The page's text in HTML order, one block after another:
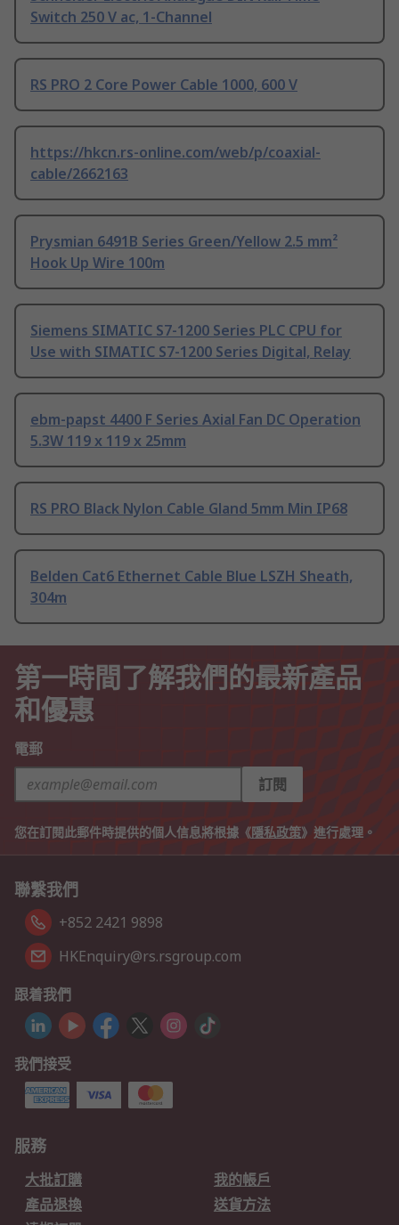
Switch 250 V ac, 1-Channel
RS PRO 2 Core Power Cable 1000, 600 V
https://hkcn.rs-online.com/web/p/coaxial-
cable/2662163
Prysmian 6491B Series Green/Yellow 2.5 mm²
Hook Up Wire 100m
Siemens SIMATIC S7-1200 Series PLC CPU for
Use with SIMATIC S7-1200 Series Digital, Relay
ebm-papst 4400 F Series Axial Fan DC Operation
5.3W 119 x 119 x 25mm
RS PRO Black Nylon Cable Gland 5mm Min IP68
Belden Cat6 Ethernet Cable Blue LSZH Sheath,
304m
第一時間了解我們的最新產品
和優惠
電郵
訂閱
您在訂閱此郵件時提供的個人信息將根據《隱私政策》進行處理。
聯繫我們
+852 2421 9898
HKEnquiry@rs.rsgroup.com
跟着我們
我們接受
服務
大批訂購
我的帳戶
產品退換
送貨方法